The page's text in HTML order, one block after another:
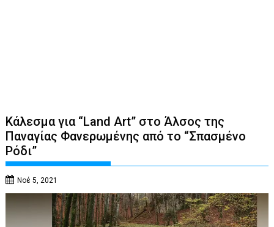
Κάλεσμα για “Land Art” στο Άλσος της
Παναγίας Φανερωμένης από το “Σπασμένο
Ρόδι”
Νοέ 5, 2021